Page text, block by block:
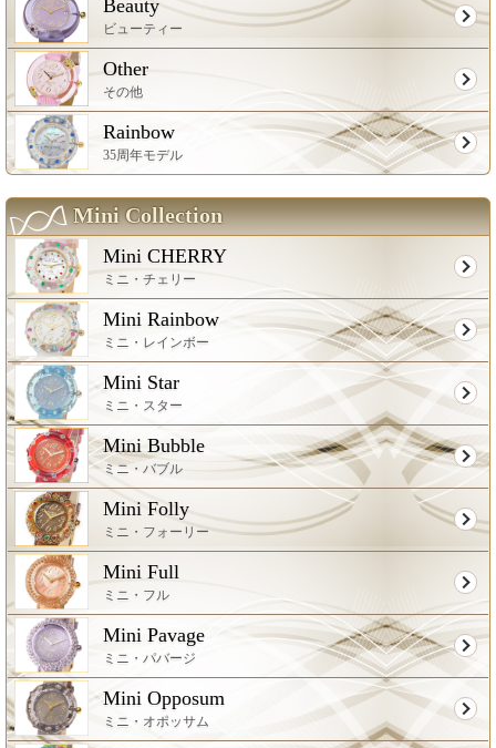
Beauty
ビューティー
Other
その他
Rainbow
35周年モデル
Mini Collection
Mini CHERRY
ミニ・チェリー
Mini Rainbow
ミニ・レインボー
Mini Star
ミニ・スター
Mini Bubble
ミニ・バブル
Mini Folly
ミニ・フォーリー
Mini Full
ミニ・フル
Mini Pavage
ミニ・パバージ
Mini Opposum
ミニ・オポッサム